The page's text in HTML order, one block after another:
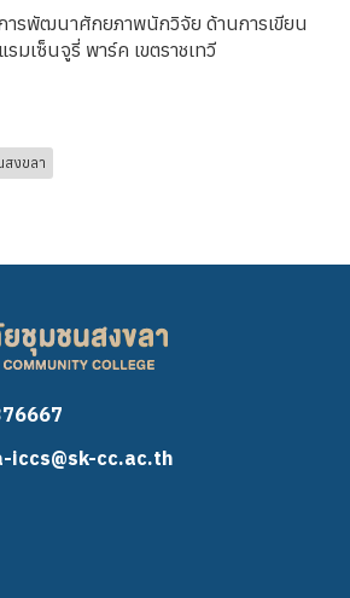
ารพัฒนาศักยภาพนักวิจัย ด้านการเขียน
มเซ็นจูรี่ พาร์ค เขตราชเทวี
สงขลา
iccs@sk-cc.ac.th